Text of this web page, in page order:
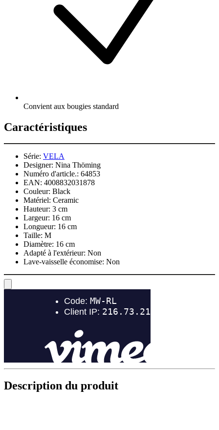
Convient aux bougies standard
Caractéristiques
Série: VELA
Designer: Nina Thöming
Numéro d'article.: 64853
EAN: 4008832031878
Couleur: Black
Matériel: Ceramic
Hauteur: 3 cm
Largeur: 16 cm
Longueur: 16 cm
Taille: M
Diamètre: 16 cm
Adapté à l'extérieur: Non
Lave-vaisselle économise: Non
Description du produit